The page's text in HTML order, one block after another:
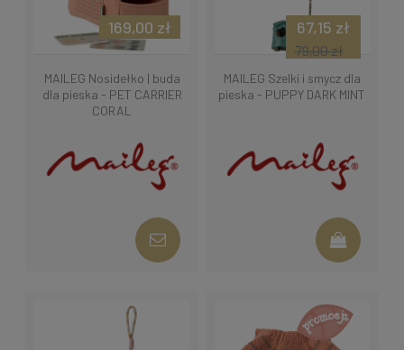
MAILEG Nosidełko | buda
dla pieska - PET CARRIER
CORAL
169,00 zł
MAILEG Szelki i smycz dla
pieska - PUPPY DARK MINT
67,15 zł
79,00 zł